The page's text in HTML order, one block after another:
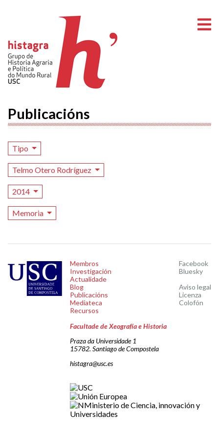
Publicacións
Tipo
Telmo Otero Rodríguez
2014
Memoria
Membros
Investigación
Actualidade
Blog
Publicacións
Mediateca
Recursos
Facebook
Bluesky
Aviso legal
Licenza
Colofón
Facultade de Xeografía e Historia
Praza da Universidade 1
15782. Santiago de Compostela
histagra@usc.es